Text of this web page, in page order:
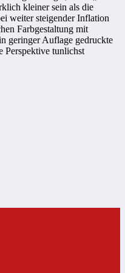
kleiner sein als die
weiter steigender Inflation
Farbgestaltung mit
geringer Auflage gedruckte
Perspektive tunlichst